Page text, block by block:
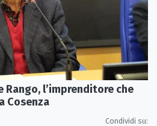
Rango, l’imprenditore che
Cosenza
Condividi su: